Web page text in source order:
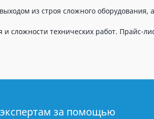
из строя сложного
сложности технических работ. Прайс-
за помощью